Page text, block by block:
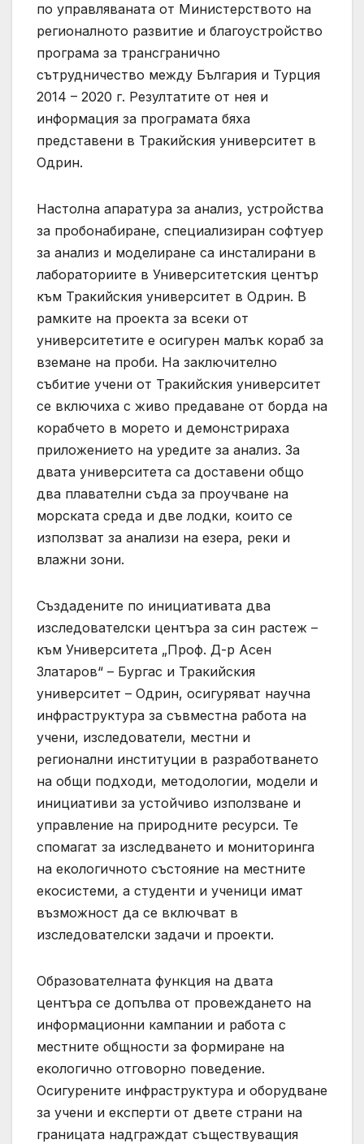
по управляваната от Министерството на
регионалното развитие и благоустройство
програма за трансгранично
сътрудничество между България и Турция
2014 – 2020 г. Резултатите от нея и
информация за програмата бяха
представени в Тракийския университет в
Одрин.
Настолна апаратура за анализ, устройства
за пробонабиране, специализиран софтуер
за анализ и моделиране са инсталирани в
лабораториите в Университетския център
към Тракийския университет в Одрин. В
рамките на проекта за всеки от
университетите е осигурен малък кораб за
вземане на проби. На заключително
събитие учени от Тракийския университет
се включиха с живо предаване от борда на
корабчето в морето и демонстрираха
приложението на уредите за анализ. За
двата университета са доставени общо
два плавателни съда за проучване на
морската среда и две лодки, които се
използват за анализи на езера, реки и
влажни зони.
Създадените по инициативата два
изследователски центъра за син растеж –
към Университета „Проф. Д-р Асен
Златаров“ – Бургас и Тракийския
университет – Одрин, осигуряват научна
инфраструктура за съвместна работа на
учени, изследователи, местни и
регионални институции в разработването
на общи подходи, методологии, модели и
инициативи за устойчиво използване и
управление на природните ресурси. Те
спомагат за изследването и мониторинга
на екологичното състояние на местните
екосистеми, а студенти и ученици имат
възможност да се включват в
изследователски задачи и проекти.
Образователната функция на двата
центъра се допълва от провеждането на
информационни кампании и работа с
местните общности за формиране на
екологично отговорно поведение.
Осигурените инфраструктура и оборудване
за учени и експерти от двете страни на
границата надграждат съществуващия